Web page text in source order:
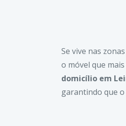
Se vive nas
o móvel que
domicílio em
garantindo que